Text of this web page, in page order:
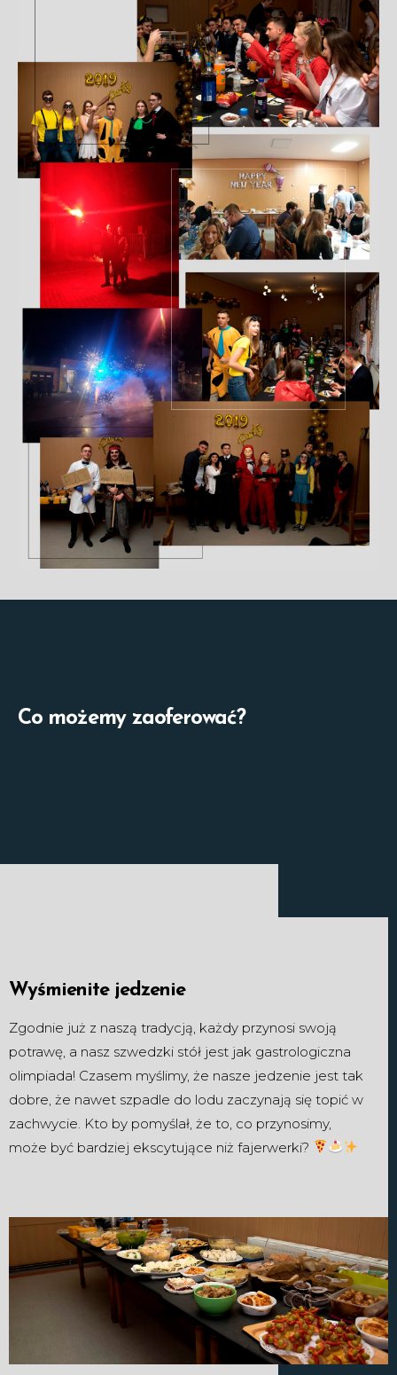
Co możemy zaoferować?
Wyśmienite jedzenie
Zgodnie już z naszą tradycją, każdy przynosi swoją
potrawę, a nasz szwedzki stół jest jak gastrologiczna
olimpiada! Czasem myślimy, że nasze jedzenie jest tak
dobre, że nawet szpadle do lodu zaczynają się topić w
zachwycie. Kto by pomyślał, że to, co przynosimy,
może być bardziej ekscytujące niż fajerwerki?